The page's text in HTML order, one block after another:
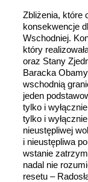
Zbliżenia, które
konsekwencje
Wschodniej.
który
oraz Stany
Baracka
wschodnią
jeden
tylko i
tylko i
nieustępliwej
i nieustępliwa
wstanie
nadal nie
resetu –